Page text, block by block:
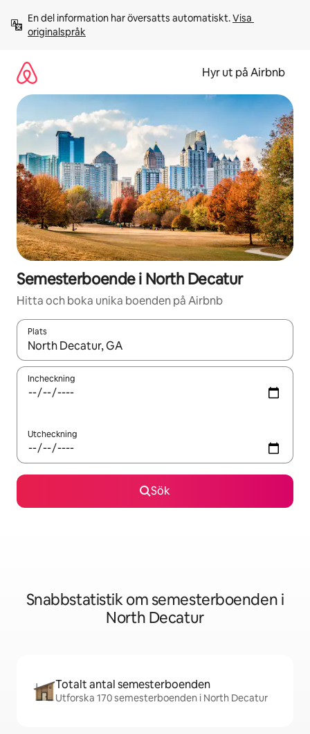
innehåll
En del information har översatts automatiskt. Visa
originalspråk
Hyr ut på Airbnb
Semesterboende i North Decatur
Hitta och boka unika boenden på Airbnb
Plats
När resultaten är tillgängliga kan du navigera med upp- och
Incheckning
Utcheckning
Sök
Snabbstatistik om semesterboenden i
North Decatur
Totalt antal semesterboenden
Utforska 170 semesterboenden i North Decatur